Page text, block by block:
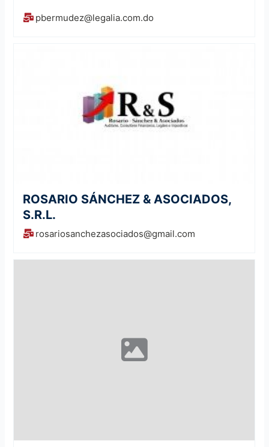
pbermudez@legalia.com.do
ROSARIO SÁNCHEZ & ASOCIADOS,
S.R.L.
rosariosanchezasociados@gmail.com